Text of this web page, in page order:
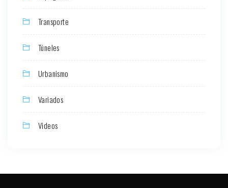
Transporte
Túneles
Urbanismo
Variados
Videos